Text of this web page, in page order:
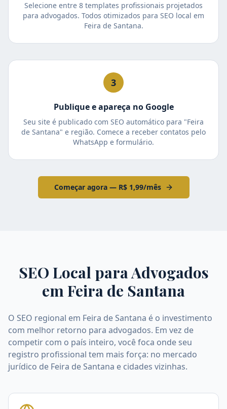
Selecione entre 8 templates profissionais projetados
para advogados. Todos otimizados para SEO local em
Feira de Santana.
3
Publique e apareça no Google
Seu site é publicado com SEO automático para "Feira
de Santana" e região. Comece a receber contatos pelo
WhatsApp e formulário.
Começar agora — R$ 1,99/mês
SEO Local para Advogados
emFeira de Santana
O SEO regional em Feira de Santana é o investimento
com melhor retorno para advogados. Em vez de
competir com o país inteiro, você foca onde seu
registro profissional tem mais força: no mercado
jurídico de Feira de Santana e cidades vizinhas.